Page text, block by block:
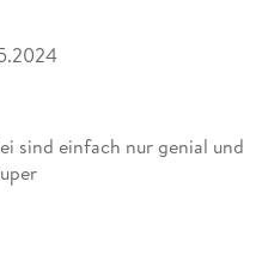
sind einfach nur genial und